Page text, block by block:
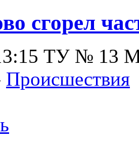
сгорел
ТУ № 13
Происшествия